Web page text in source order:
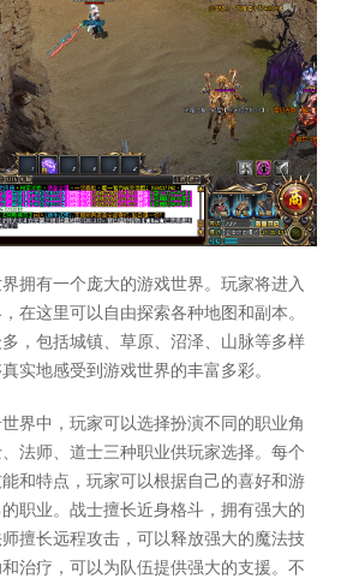
拥有一个庞大的游戏世界。玩家将进入
在这里可以自由探索各种地图和副本。
，包括城镇、草原、沼泽、山脉等多样
实地感受到游戏世界的丰富多彩。
界中，玩家可以选择扮演不同的职业角
法师、道士三种职业供玩家选择。每个
和特点，玩家可以根据自己的喜好和游
职业。战士擅长近身格斗，拥有强大的
擅长远程攻击，可以释放强大的魔法技
治疗，可以为队伍提供强大的支援。不